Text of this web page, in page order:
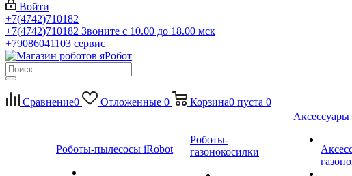
Войти
+7(4742)710182
+7(4742)710182 Звоните с 10.00 до 18.00 мск
+79086041103 сервис
Сравнение0 Отложенные 0 Корзина0 пуста 0
Роботы-пылесосы iRobot
Роботы-
газонокосилки
Аксессуары